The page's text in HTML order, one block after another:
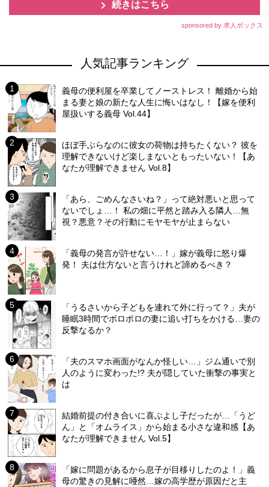
続きはこちら
sponsored by 求人ボックス
人気記事ランキング
義母の便利屋を卒業してノーストレス！ 離婚から始
まる妻と娘の新たな人生に悔いはなし！【嫁を便利
屋扱いする義母 Vol.44】
ほぼ手ぶらなのに彼女の荷物は持ちたくない？ 彼を
理解できないけど楽しまないともったいない！【あ
なたが理解できません Vol.8】
「あら、ごめんなさいね？」って絶対悪いと思って
ないでしょ…！ 私の畑に平然と踏み入る隣人…無
視？悪意？その行動にモヤモヤが止まらない
「義母の発言が許せない…！」嫁が義母に怒り爆
発！ 夫は仕方ないと言うけれど諦めるべき？
「うるさいから子どもを連れて外に行って？」夫が
睡眠3時間でボロボロの妻に追い打ちをかける…妻の
反撃なるか？
「夫のスマホ画面がなんか怪しい…」ジム通いで別
人のように変わった!? 夫が隠していた衝撃の事実と
は
結婚前提の付き合いに喜ぶよし子だったが…「うど
ん」と「オムライス」から始まる小さな違和感【あ
なたが理解できません Vol.5】
「嫁に問題があるから息子が目移りしたのよ！」義
母の驚きの見解に唖然…嫁の高学歴が原因だと主